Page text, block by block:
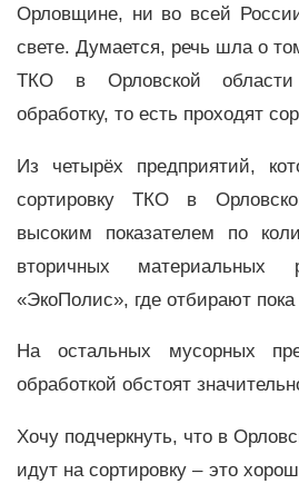
Орловщине, ни во всей
свете. Думается, речь шла о
ТКО в Орловской области
обработку, то есть проходят
Из четырёх предприятий,
сортировку ТКО в
высоким показателем по
вторичных материальных
«ЭкоПолис», где отбирают
На остальных мусорных
обработкой обстоят
Хочу подчеркнуть, что в
идут на сортировку – это